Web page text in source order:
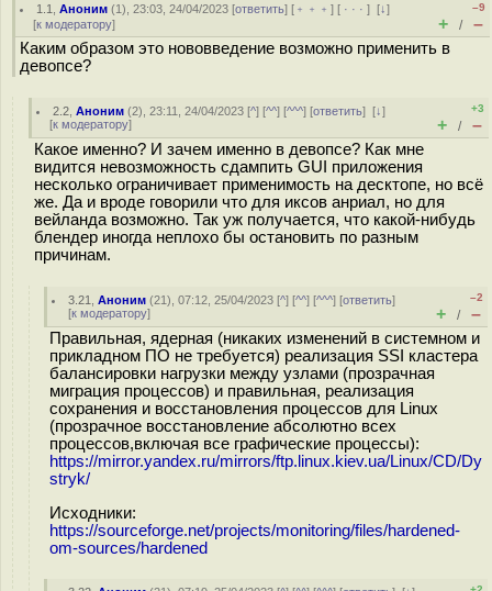
1.1 ,Аноним (1), 23:03, 24/04/2023 [ответить] [ ﹢﹢﹢] [ · · ·][↓]
[к модератору]
–9
+ / –
Каким образом это нововведение возможно применить в
девопсе?
2.2 ,Аноним (2), 23:11, 24/04/2023 [^] [^^] [^^^] [ответить][↓]
[к модератору]
+3
+ / –
Какое именно? И зачем именно в девопсе? Как мне
видится невозможность сдампить GUI приложения
несколько ограничивает применимость на десктопе, но всё
же. Да и вроде говорили что для иксов анриал, но для
вейланда возможно. Так уж получается, что какой-нибудь
блендер иногда неплохо бы остановить по разным
причинам.
3.21 ,Аноним (21), 07:12, 25/04/2023 [^] [^^] [^^^] [ответить]
[к модератору]
–2
+ / –
Правильная, ядерная (никаких изменений в системном и
прикладном ПО не требуется) реализация SSI кластера
балансировки нагрузки между узлами (прозрачная
миграция процессов) и правильная, реализация
сохранения и восстановления процессов для Linux
(прозрачное восстановление абсолютно всех
процессов,включая все графические процессы):
https://mirror.yandex.ru/mirrors/ftp.linux.kiev.ua/Linux/CD/Dy
stryk/
Исходники:
https://sourceforge.net/projects/monitoring/files/hardened-
om-sources/hardened